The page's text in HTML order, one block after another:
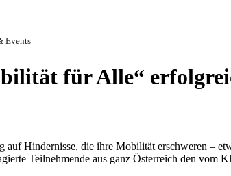
Events
für Alle“
auf Hindernisse, die ihre Mobilität erschweren –
Teilnehmende aus ganz Österreich den